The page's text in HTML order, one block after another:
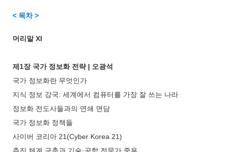
< 목차 >
머리말 XI
제1장 국가 정보화 전략 | 오광석
국가 정보화란 무엇인가
지식 정보 강국: 세계에서 컴퓨터를 가장 잘 쓰는 나라
정보화 전도사들과의 연쇄 면담
국가 정보화 정책들
사이버 코리아 21(Cyber Korea 21)